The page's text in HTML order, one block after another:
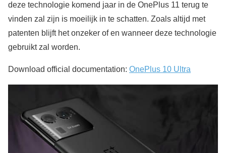
deze technologie komend jaar in de OnePlus 11 terug te
vinden zal zijn is moeilijk in te schatten. Zoals altijd met
patenten blijft het onzeker of en wanneer deze technologie
gebruikt zal worden.
Download official documentation: OnePlus 10 Ultra